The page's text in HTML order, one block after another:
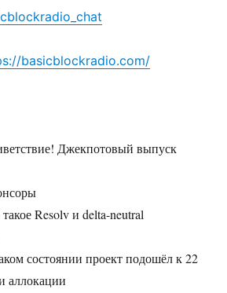
basicblockradio.com/
Джекпотовый выпуск
Resolv и delta-neutral
состоянии проект подошёл к 22
аллокации